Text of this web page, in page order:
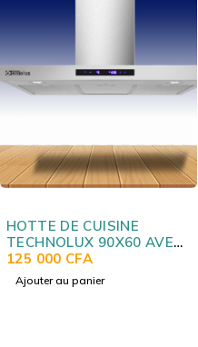
AVEC
HOTTE DE
HISENSE
Ajouter au panier